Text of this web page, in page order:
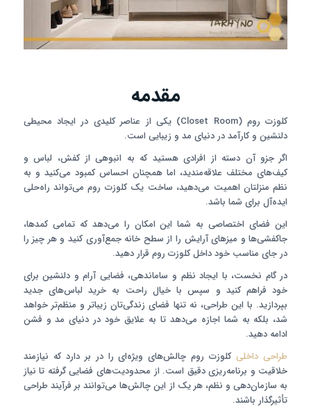
مقدمه
کلوزت روم (Closet Room) یکی از عناصر کلیدی در ایجاد محیطی
دلنشین و کارآمد در دنیای مد و زیبایی است.
اگر جزو آن دسته از افرادی هستید که به انبوهی از کفش، لباس و
کیف‌های مختلف علاقه‌مندید، اما همچنان احساس کمبود می‌کنید و به
نظم منزلتان اهمیت می‌دهید، ساخت یک کلوزت روم می‌تواند راه‌حلی
ایده‌آل برای شما باشد.
این فضای اختصاصی به شما این امکان را می‌دهد که تمامی کمدها،
جاکفشی‌ها و میزهای آرایش را از سطح خانه جمع‌آوری کنید و هر چیز را
در جای مناسب خود داخل کلوزت روم قرار دهید.
در گام نخست، با ایجاد نظم و ساماندهی، فضایی آرام و دلنشین برای
خود فراهم کنید و سپس با خیال راحت به خرید لباس‌های جدید
بپردازید. با این طراحی، نه تنها فضای زندگی‌تان زیباتر و منظم‌تر خواهد
شد، بلکه به شما اجازه می‌دهد تا به علایق خود در دنیای مد و فشن
ادامه دهید.
طراحی داخلیکلوزت روم چالش‌های ویژه‌ای را در بر دارد که نیازمند
خلاقیت و برنامه‌ریزی دقیق است. از محدودیت‌های فضایی گرفته تا نیاز
به سازمان‌دهی و نظم، هر یک از این چالش‌ها می‌توانند بر فرآیند طراحی
تأثیرگذار باشند.